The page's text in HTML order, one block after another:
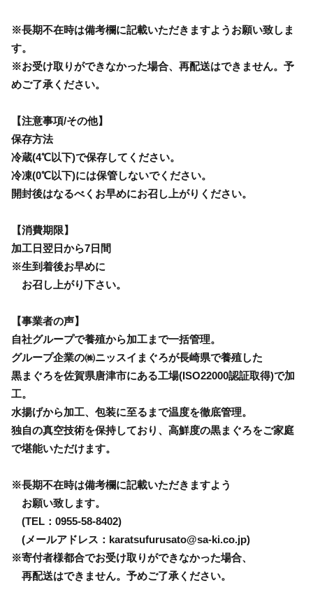
※長期不在時は備考欄に記載いただきますようお願い致しま
す。
※お受け取りができなかった場合、再配送はできません。予
めご了承ください。
【注意事項/その他】
保存方法
冷蔵(4℃以下)で保存してください。
冷凍(0℃以下)には保管しないでください。
開封後はなるべくお早めにお召し上がりください。
【消費期限】
加工日翌日から7日間
※生到着後お早めに
お召し上がり下さい。
【事業者の声】
自社グループで養殖から加工まで一括管理。
グループ企業の㈱ニッスイまぐろが長崎県で養殖した
黒まぐろを佐賀県唐津市にある工場(ISO22000認証取得)で加
工。
水揚げから加工、包装に至るまで温度を徹底管理。
独自の真空技術を保持しており、高鮮度の黒まぐろをご家庭
で堪能いただけます。
※長期不在時は備考欄に記載いただきますよう
お願い致します。
(TEL：0955-58-8402)
(メールアドレス：karatsufurusato@sa-ki.co.jp)
※寄付者様都合でお受け取りができなかった場合、
再配送はできません。予めご了承ください。